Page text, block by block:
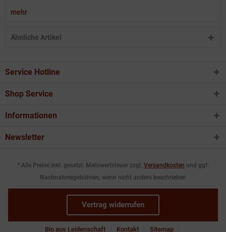
mehr
Ähnliche Artikel
Service Hotline
Shop Service
Informationen
Newsletter
* Alle Preise inkl. gesetzl. Mehrwertsteuer zzgl. Versandkosten und ggf.
Nachnahmegebühren, wenn nicht anders beschrieben
Vertrag widerrufen
Bio aus Leidenschaft Kontakt Sitemap